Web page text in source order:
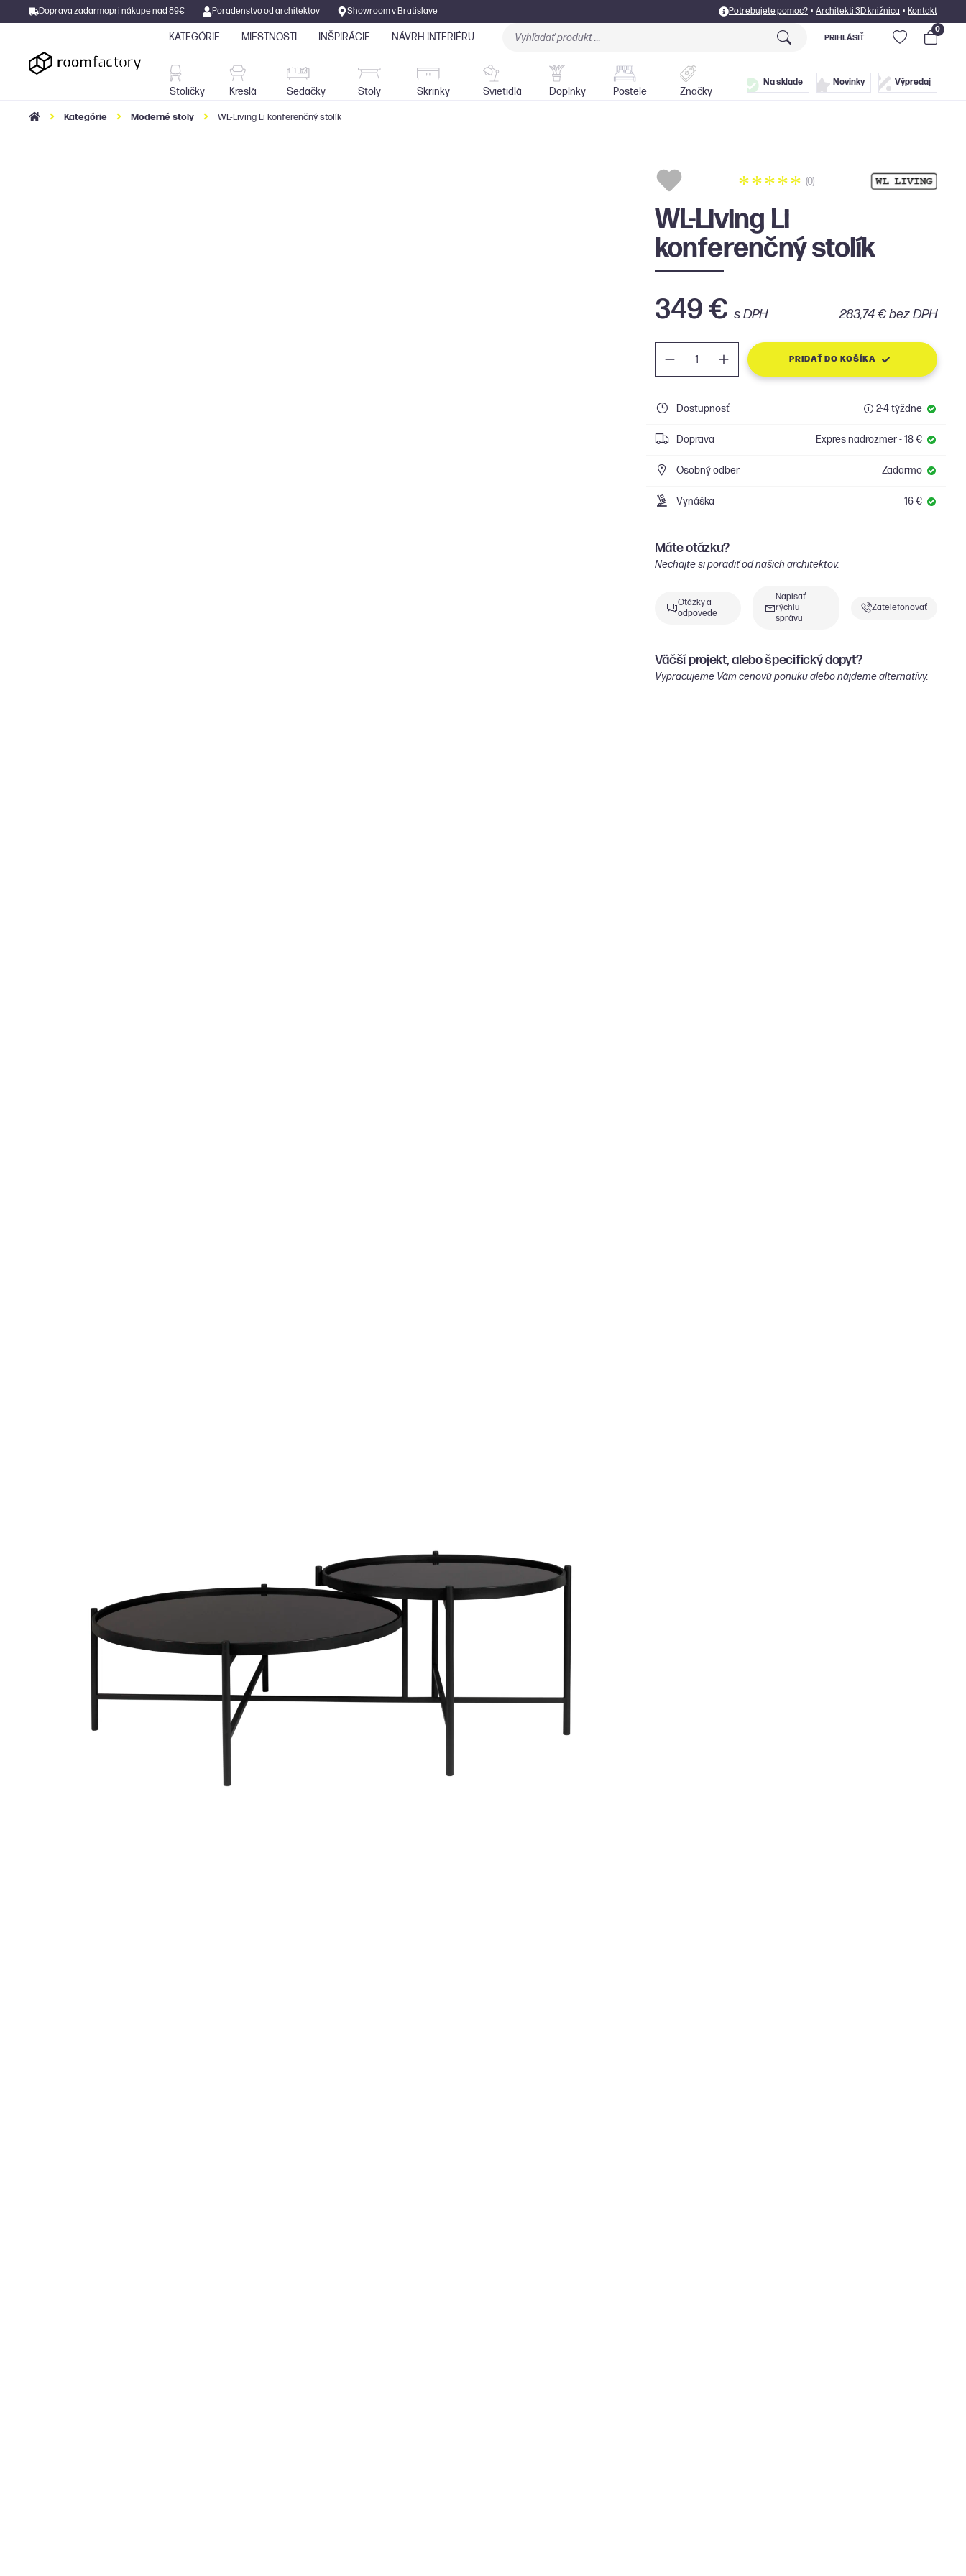
Doprava zadarmopri nákupe nad 89€ Poradenstvo od architektov Showroom v Bratislave Potrebujete pomoc? • Architekti 3D knižnica • Kontakt
KATEGÓRIE
Kreslá Sedačky Svietidlá Doplnky Postele
MIESTNOSTI INŠPIRÁCIE NÁVRH INTERIÉRU PRIHLÁSIŤ
0
Stoličky Kreslá Sedačky Stoly Skrinky Svietidlá Doplnky Postele Značky
Na sklade Novinky Výpredaj
Kategórie Moderné stoly WL-Living Li konferenčný stolík
(0)
WL-Living Li
konferenčný stolík
349 € s DPH 283,74 € bez DPH
PRIDAŤ DO KOŠÍKA
Dostupnosť 2-4 týždne
Doprava Expres nadrozmer - 18 €
Osobný odber Zadarmo
Vynáška 16 €
Máte otázku?
Nechajte si poradiť od našich architektov.
Otázky a
odpovede
Napísať
rýchlu
správu
Zatelefonovať
Väčší projekt, alebo špecifický dopyt?
Vypracujeme Vámcenovú ponukualebo nájdeme alternatívy.